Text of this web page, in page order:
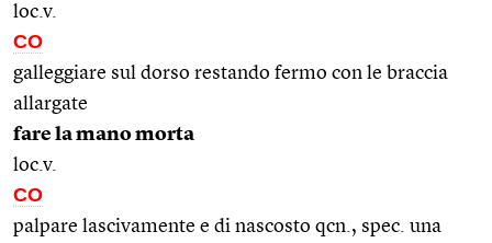
loc.v.
CO
galleggiare sul dorso restando fermo con le braccia
allargate
fare la mano morta
loc.v.
CO
palpare lascivamente e di nascosto qcn., spec. una